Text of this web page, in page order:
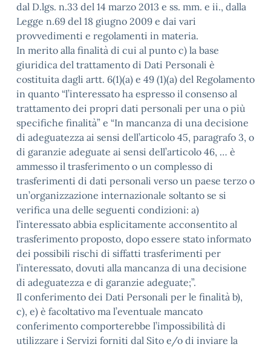
dal D.lgs. n.33 del 14 marzo 2013 e ss. mm. e ii., dalla
Legge n.69 del 18 giugno 2009 e dai vari
provvedimenti e regolamenti in materia.
In merito alla finalità di cui al punto c) la base
giuridica del trattamento di Dati Personali è
costituita dagli artt. 6(1)(a) e 49 (1)(a) del Regolamento
in quanto “l’interessato ha espresso il consenso al
trattamento dei propri dati personali per una o più
specifiche finalità” e “In mancanza di una decisione
di adeguatezza ai sensi dell’articolo 45, paragrafo 3, o
di garanzie adeguate ai sensi dell’articolo 46, … è
ammesso il trasferimento o un complesso di
trasferimenti di dati personali verso un paese terzo o
un’organizzazione internazionale soltanto se si
verifica una delle seguenti condizioni: a)
l’interessato abbia esplicitamente acconsentito al
trasferimento proposto, dopo essere stato informato
dei possibili rischi di siffatti trasferimenti per
l’interessato, dovuti alla mancanza di una decisione
di adeguatezza e di garanzie adeguate;”.
Il conferimento dei Dati Personali per le finalità b),
c), e) è facoltativo ma l’eventuale mancato
conferimento comporterebbe l’impossibilità di
utilizzare i Servizi forniti dal Sito e/o di inviare la